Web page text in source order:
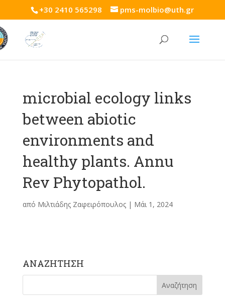
+30 2410 565298 pms-molbio@uth.gr
microbial ecology links
between abiotic
environments and
healthy plants. Annu
Rev Phytopathol.
από Μιλτιάδης Ζαφειρόπουλος| Μάι 1, 2024
ΑΝΑΖΗΤΗΣΗ